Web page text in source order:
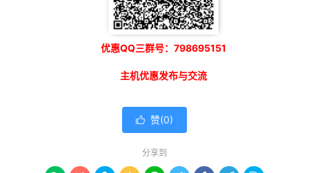
优惠QQ三群号：798695151
主机优惠发布与交流
 赞(0)
分享到